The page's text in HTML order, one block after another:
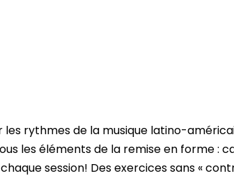
rythmes de la musique latino-
les éléments de la remise en forme :
session! Des exercices sans «